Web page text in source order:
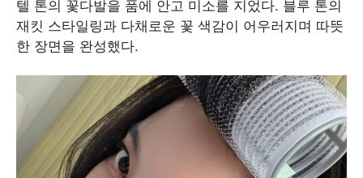
텔 톤의 꽃다발을 품에 안고 미소를 지었다. 블루 톤의
재킷 스타일링과 다채로운 꽃 색감이 어우러지며 따뜻
한 장면을 완성했다.